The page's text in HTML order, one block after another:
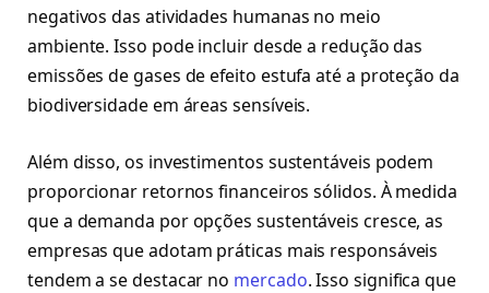
negativos das atividades humanas no meio
ambiente. Isso pode incluir desde a redução das
emissões de gases de efeito estufa até a proteção da
biodiversidade em áreas sensíveis.
Além disso, os investimentos sustentáveis podem
proporcionar retornos financeiros sólidos. À medida
que a demanda por opções sustentáveis cresce, as
empresas que adotam práticas mais responsáveis
tendem a se destacar no mercado. Isso significa que